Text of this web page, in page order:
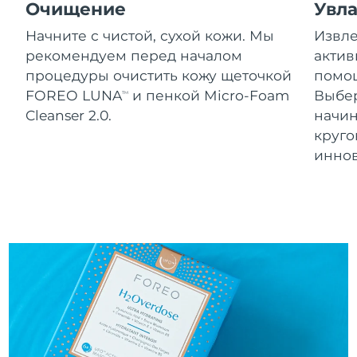
Очищение
Начните с чистой, сухой кожи. Мы
рекомендуем перед началом
процедуры очистить кожу щеточкой
FOREO LUNATM
и пенкой Micro-Foam
Cleanser 2.0.
11/08/2026
Словения
Ожидаемая дата доставки
11/08/2026
Южно-Африканская
Республика
Ожидаемая дата доставки
Ожидаемая дата доставки
13/08/2026
Швеция
Швейцария
Ожидаемая дата доставки
Тайвань
Ожидаемая дата доставки